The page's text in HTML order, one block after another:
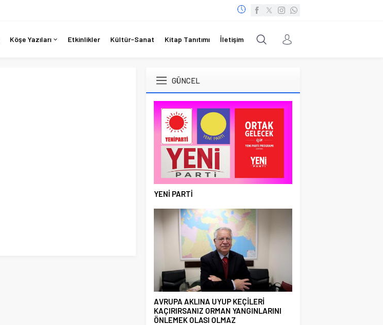
Köşe Yazıları Etkinlikler Kültür-Sanat Kitap Tanıtımı İletişim
GÜNCEL
YENİ PARTİ
AVRUPA AKLINA UYUP KEÇİLERİ
KAÇIRIRSANIZ ORMAN YANGINLARINI
ÖNLEMEK OLASI OLMAZ